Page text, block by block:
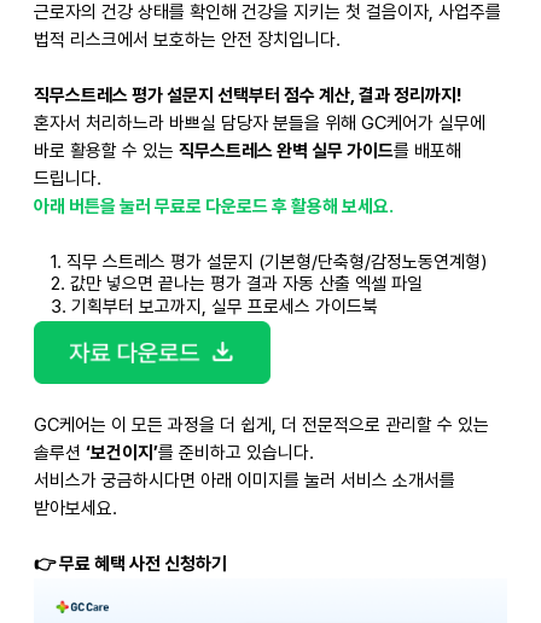
근로자의 건강 상태를 확인해 건강을 지키는 첫 걸음이자, 사업주를
법적 리스크에서 보호하는 안전 장치입니다.
직무스트레스 평가 설문지 선택부터 점수 계산, 결과 정리까지!
혼자서 처리하느라 바쁘실 담당자 분들을 위해 GC케어가 실무에
바로 활용할 수 있는 직무스트레스 완벽 실무 가이드를 배포해
드립니다.
아래 버튼을 눌러 무료로 다운로드 후 활용해 보세요.
1. 직무 스트레스 평가 설문지 (기본형/단축형/감정노동연계형)
2. 값만 넣으면 끝나는 평가 결과 자동 산출 엑셀 파일
3. 기획부터 보고까지, 실무 프로세스 가이드북
GC케어는 이 모든 과정을 더 쉽게, 더 전문적으로 관리할 수 있는
솔루션 ‘보건이지’를 준비하고 있습니다.
서비스가 궁금하시다면 아래 이미지를 눌러 서비스 소개서를
받아보세요.
👉무료 혜택 사전 신청하기